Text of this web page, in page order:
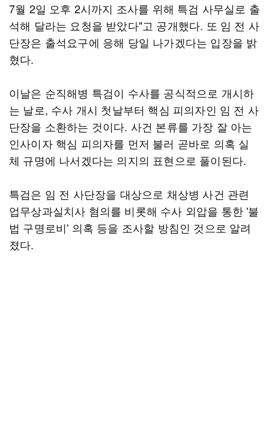
7월 2일 오후 2시까지 조사를 위해 특검 사무실로 출
석해 달라는 요청을 받았다"고 공개했다. 또 임 전 사
단장은 출석요구에 응해 당일 나가겠다는 입장을 밝
혔다.
이날은 순직해병 특검이 수사를 공식적으로 개시하
는 날로, 수사 개시 첫날부터 핵심 피의자인 임 전 사
단장을 소환하는 것이다. 사건 본류를 가장 잘 아는
인사이자 핵심 피의자를 먼저 불러 곧바로 의혹 실
체 규명에 나서겠다는 의지의 표현으로 풀이된다.
특검은 임 전 사단장을 대상으로 채상병 사건 관련
업무상과실치사 혐의를 비롯해 수사 외압을 통한 '불
법 구명로비' 의혹 등을 조사할 방침인 것으로 알려
졌다.